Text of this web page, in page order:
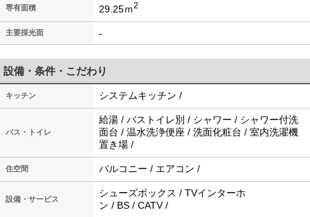
専有面積 29.25ｍ2
主要採光面 -
設備・条件・こだわり
キッチン システムキッチン /
バス・トイレ
給湯 / バストイレ別 / シャワー / シャワー付洗
面台 / 温水洗浄便座 / 洗面化粧台 / 室内洗濯機
置き場 /
住空間 バルコニー / エアコン /
設備・サービス
シューズボックス / TVインターホ
ン / BS / CATV /